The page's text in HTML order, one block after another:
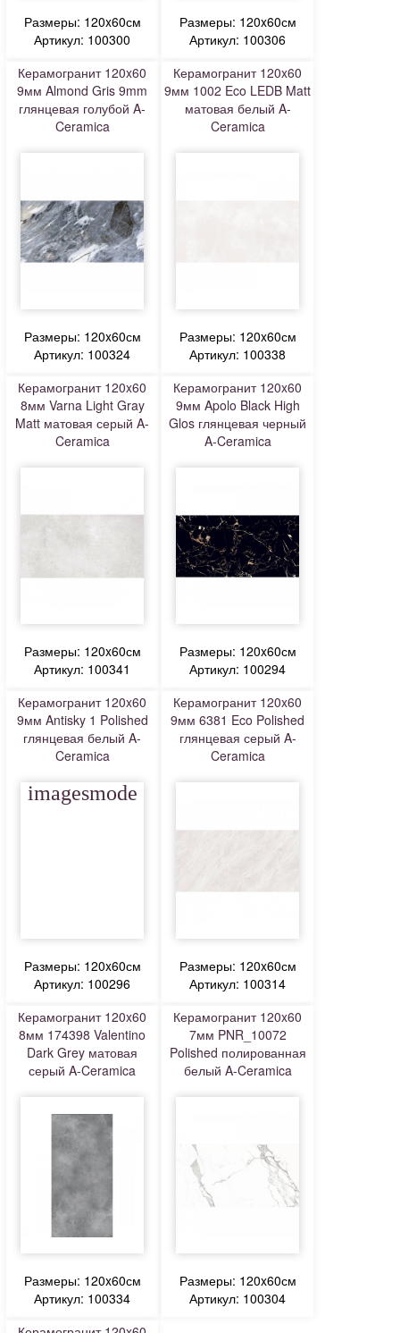
Размеры: 120x60см
Артикул: 100300
Размеры: 120x60см
Артикул: 100306
Керамогранит 120x60
9мм Almond Gris 9mm
глянцевая голубой A-
Ceramica
Размеры: 120x60см
Артикул: 100324
Керамогранит 120x60
9мм 1002 Eco LEDB Matt
матовая белый A-
Ceramica
Размеры: 120x60см
Артикул: 100338
Керамогранит 120x60
8мм Varna Light Gray
Matt матовая серый A-
Ceramica
Размеры: 120x60см
Артикул: 100341
Керамогранит 120x60
9мм Apolo Black High
Glos глянцевая черный
A-Ceramica
Размеры: 120x60см
Артикул: 100294
Керамогранит 120x60
9мм Antisky 1 Polished
глянцевая белый A-
Ceramica
imagesmode
Размеры: 120x60см
Артикул: 100296
Керамогранит 120x60
9мм 6381 Eco Polished
глянцевая серый A-
Ceramica
Размеры: 120x60см
Артикул: 100314
Керамогранит 120x60
8мм 174398 Valentino
Dark Grey матовая
серый A-Ceramica
Размеры: 120x60см
Артикул: 100334
Керамогранит 120x60
7мм PNR_10072
Polished полированная
белый A-Ceramica
Размеры: 120x60см
Артикул: 100304